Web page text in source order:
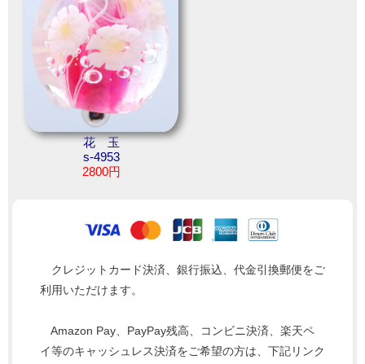
花 玉
s-4953
2800円
クレジットカード決済、銀行振込、代金引換郵便をご
利用いただけます。
Amazon Pay、PayPay残高、コンビニ決済、楽天ペ
イ等のキャッシュレス決済をご希望の方は、下記リンク